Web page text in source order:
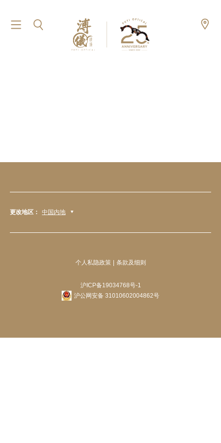
更改地区： 中国内地
个人私隐政策 条款及细则
沪ICP备19034768号-1
沪公网安备 31010602004862号